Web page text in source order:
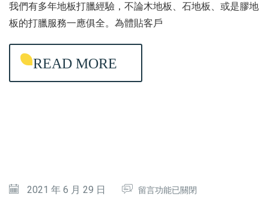
蠟
及
修
〉
我們有多年地板打臘經驗，不論木地板、石地板、或是膠地
板的打臘服務一應俱全。為體貼客戶
READ MORE
2021 年 6 月 29 日
在
留言功能已關閉